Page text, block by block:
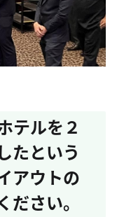
テルを２
たという
アウトの
さい。